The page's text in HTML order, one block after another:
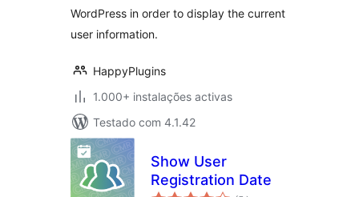
WordPress in order to display the current
user information.
HappyPlugins
1.000+ instalações activas
Testado com 4.1.42
Show User
Registration Date
classificações